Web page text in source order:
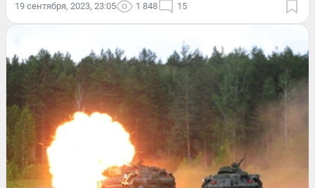
19 сентября, 2023, 23:05 1 848 15